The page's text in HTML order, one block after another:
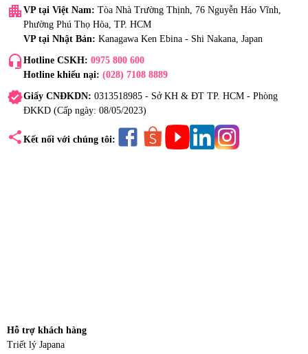
apartment VP tại Việt Nam: Tòa Nhà Trường Thịnh, 76 Nguyễn Háo Vĩnh,
Phường Phú Thọ Hòa, TP. HCM
VP tại Nhật Bản: Kanagawa Ken Ebina - Shi Nakana, Japan
headset_mic Hotline CSKH: 0975 800 600
Hotline khiếu nại: (028) 7108 8889
verifiedGiấy CNĐKDN: 0313518985 - Sở KH & ĐT TP. HCM - Phòng
ĐKKD (Cấp ngày: 08/05/2023)
share Kết nối với chúng tôi:
Hỗ trợ khách hàng
Triết lý Japana